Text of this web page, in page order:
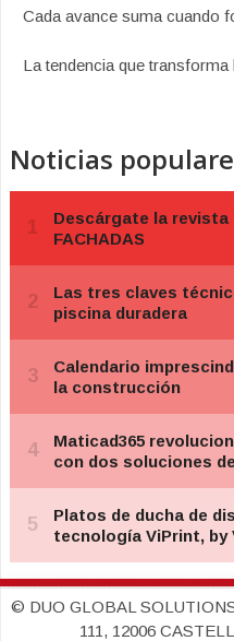
Cada avance suma cuando
La tendencia que
Noticias
© DUO GLOBAL
111, 12006